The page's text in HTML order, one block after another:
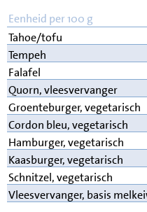
Eenheid per 100 g
Tahoe/tofu
Tempeh
Falafel
Quorn, vleesvervanger
Groenteburger, vegetarisch
Cordon bleu, vegetarisch
Hamburger, vegetarisch
Kaasburger, vegetarisch
Schnitzel, vegetarisch
Vleesvervanger, basis